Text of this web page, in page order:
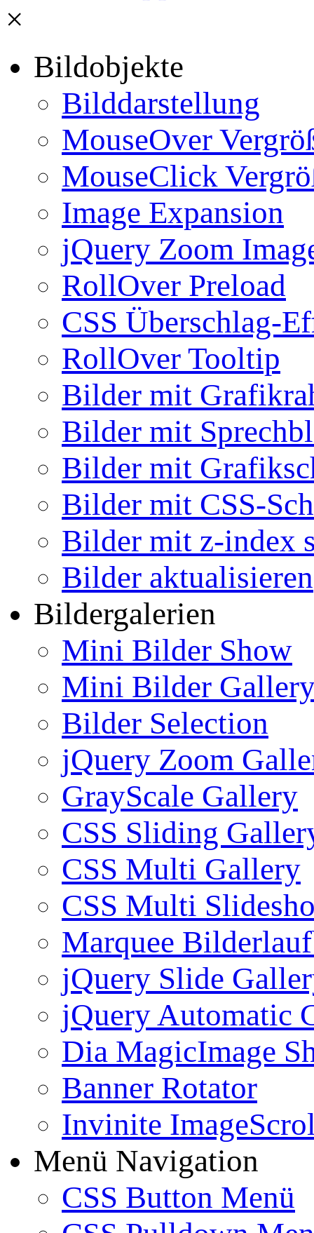
×
Bildobjekte
Bilddarstellung
MouseOver
MouseClick
Image Expansion
jQuery Zoom
RollOver Preload
CSS Überschlag-
RollOver Tooltip
Bilder mit
Bilder mit
Bilder mit
Bilder mit CSS-
Bilder mit z-index
Bilder aktualisieren
Bildergalerien
Mini Bilder Show
Mini Bilder
Bilder Selection
jQuery Zoom
GrayScale Gallery
CSS Sliding
CSS Multi Gallery
CSS Multi
Marquee
jQuery Slide
jQuery Automatic
Dia MagicImage
Banner Rotator
Invinite
Menü Navigation
CSS Button Menü